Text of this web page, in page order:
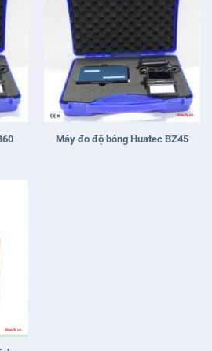
Phường 9, Gò Vấp, Hồ Chí Minh,